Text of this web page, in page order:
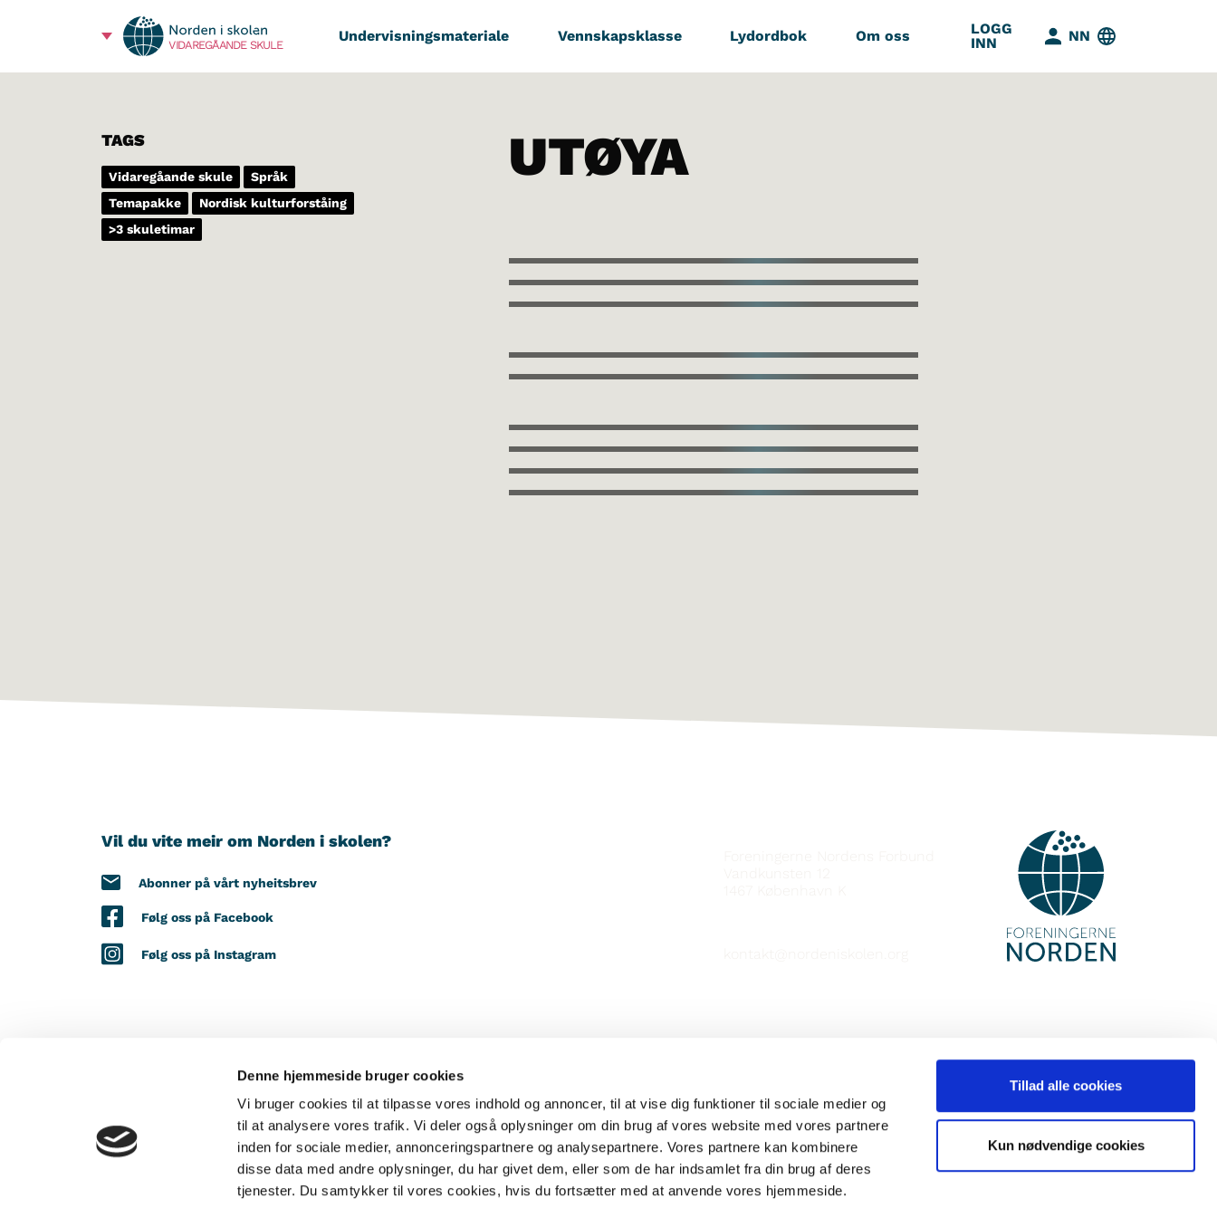
Denne hjemmeside bruger cookies
Vi bruger cookies til at tilpasse vores indhold og annoncer, til at vise dig funktioner til sociale medier og
til at analysere vores trafik. Vi deler også oplysninger om din brug af vores website med vores partnere
inden for sociale medier, annonceringspartnere og analysepartnere. Vores partnere kan kombinere
disse data med andre oplysninger, du har givet dem, eller som de har indsamlet fra din brug af deres
tjenester. Du samtykker til vores cookies, hvis du fortsætter med at anvende vores hjemmeside.
Tillad alle cookies
Kun nødvendige cookies
VIDAREGÅANDE SKULE
Undervisningsmateriale Vennskapsklasse Lydordbok Om oss
LOGG
INN
NN
TAGS
Vidaregåande skule
Språk
Temapakke
Nordisk kulturforståing
>3 skuletimar
UTØYA
Vil du vite meir om Norden i skolen?
Abonner på vårt nyheitsbrev
Følg oss på Facebook
Følg oss på Instagram